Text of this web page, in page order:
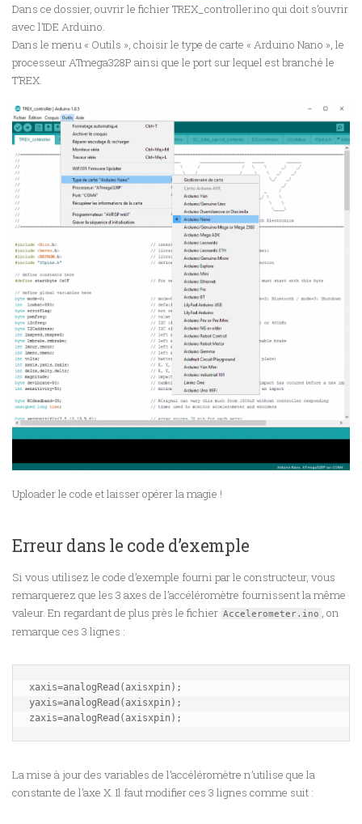
Dans ce dossier, ouvrir le fichier TREX_controller.ino qui doit s’ouvrir
avec l’IDE Arduino.
Dans le menu « Outils », choisir le type de carte « Arduino Nano », le
processeur ATmega328P ainsi que le port sur lequel est branché le
T’REX.
Uploader le code et laisser opérer la magie !
Erreur dans le code d’exemple
Si vous utilisez le code d’exemple fourni par le constructeur, vous
remarquerez que les 3 axes de l’accéléromètre fournissent la même
valeur. En regardant de plus près le fichier Accelerometer.ino , on
remarque ces 3 lignes :
xaxis=analogRead(axisxpin);
yaxis=analogRead(axisxpin);
zaxis=analogRead(axisxpin);
La mise à jour des variables de l’accéléromètre n’utilise que la
constante de l’axe X. Il faut modifier ces 3 lignes comme suit :